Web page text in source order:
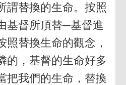
謂替換的生命。按照
基督所頂替─基督進
照替換生命的觀念，
的，基督的生命好多
把我們的生命，替換